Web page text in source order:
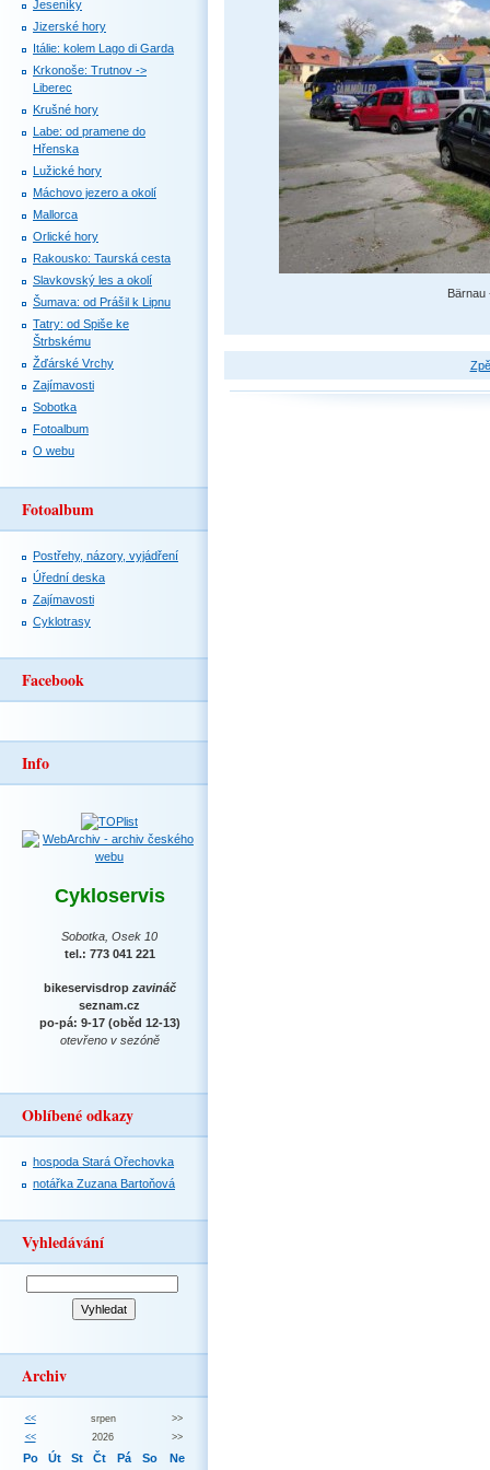
Bärnau
Jeseníky
Jizerské hory
Itálie: kolem Lago di Garda
Krkonoše: Trutnov ->
Liberec
Krušné hory
Labe: od pramene do
Hřenska
Lužické hory
Máchovo jezero a okolí
Mallorca
Orlické hory
Rakousko: Taurská cesta
Slavkovský les a okolí
Šumava: od Prášil k Lipnu
Tatry: od Spiše ke
Štrbskému
Žďárské Vrchy
Zajímavosti
Sobotka
Fotoalbum
O webu
Fotoalbum
Postřehy, názory, vyjádření
Úřední deska
Zajímavosti
Cyklotrasy
Facebook
Info
Cykloservis
Sobotka, Osek 10
tel.: 773 041 221
bikeservisdrop zavináč
seznam.cz
po-pá: 9-17 (oběd 12-13)
otevřeno v sezóně
Oblíbené odkazy
hospoda Stará Ořechovka
notářka Zuzana Bartoňová
Vyhledávání
Archiv
<< srpen
>>
<<
2026 >>
Po Út St Čt Pá So Ne